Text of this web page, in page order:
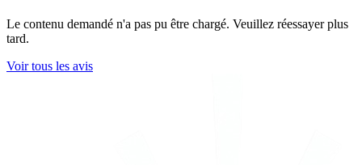
Le contenu demandé n'a pas pu être chargé. Veuillez réessayer plus
tard.
Voir tous les avis